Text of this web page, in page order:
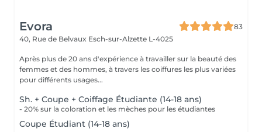
Evora
83
40, Rue de Belvaux Esch-sur-Alzette L-4025
Après plus de 20 ans d'expérience à travailler sur la beauté des
femmes et des hommes, à travers les coiffures les plus variées
pour différents usages...
Sh. + Coupe + Coiffage Étudiante (14-18 ans)
- 20% sur la coloration et les mèches pour les étudiantes
Coupe Étudiant (14-18 ans)